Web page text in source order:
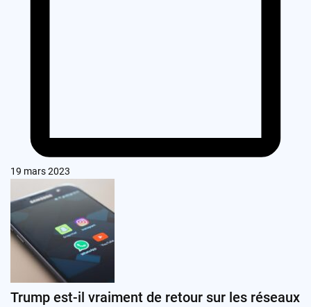
19 mars 2023
Trump est-il vraiment de retour sur les réseaux